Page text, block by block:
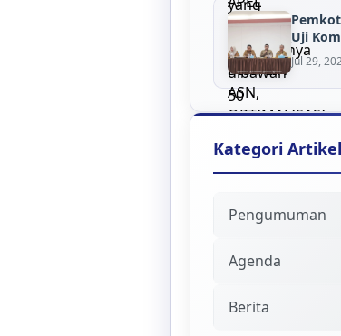
Uji
Eselon
Jul 29,
Kategori Artikel
Pengumuman
Agenda
Berita